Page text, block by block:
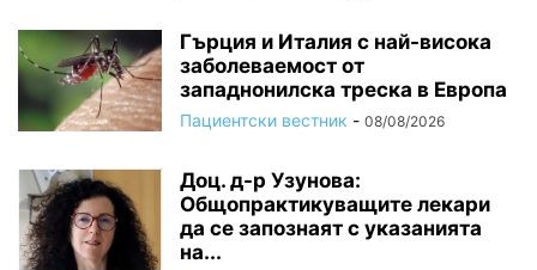
Гърция и Италия с най-висока
заболеваемост от
западнонилска треска в Европа
Пациентски вестник - 08/08/2026
Доц. д-р Узунова:
Общопрактикуващите лекари
да се запознаят с указанията
на...